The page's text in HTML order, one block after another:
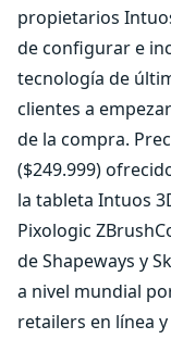
propietarios
de configurar e
tecnología de
clientes a
de la compra.
($249.999)
la tableta Intuos
Pixologic
de Shapeways y
a nivel mundial
retailers en línea